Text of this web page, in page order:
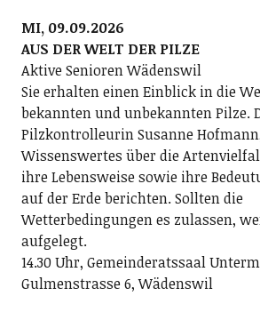
MI, 09.09.2026
AUS DER WELT DER PILZE
Aktive Senioren Wädenswil
Sie erhalten einen Einblick in die
bekannten und unbekannten Pilze.
Pilzkontrolleurin Susanne
Wissenswertes über die
ihre Lebensweise sowie ihre
auf der Erde berichten. Sollten die
Wetterbedingungen es zulassen,
aufgelegt.
14.30 Uhr, Gemeinderatssaal
Gulmenstrasse 6, Wädenswil